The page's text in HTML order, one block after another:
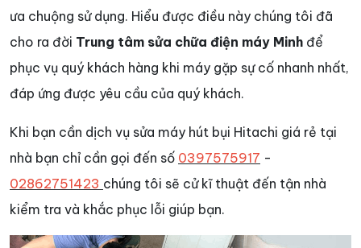
ưa chuộng sử dụng. Hiểu được điều này chúng tôi đã
cho ra đời Trung tâm sửa chữa điện máy Minh để
phục vụ quý khách hàng khi máy gặp sự cố nhanh nhất,
đáp ứng được yêu cầu của quý khách.
Khi bạn cần dịch vụ sửa máy hút bụi Hitachi giá rẻ tại
nhà bạn chỉ cần gọi đến số 0397575917 -
02862751423 chúng tôi sẽ cử kĩ thuật đến tận nhà
kiểm tra và khắc phục lỗi giúp bạn.